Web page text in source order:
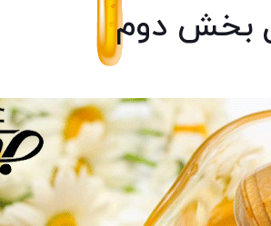
بخش دوم